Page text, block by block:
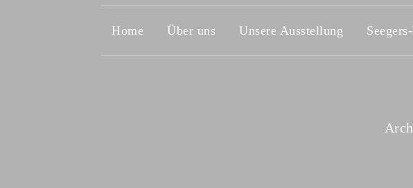
Home Über uns Unsere Ausstellung